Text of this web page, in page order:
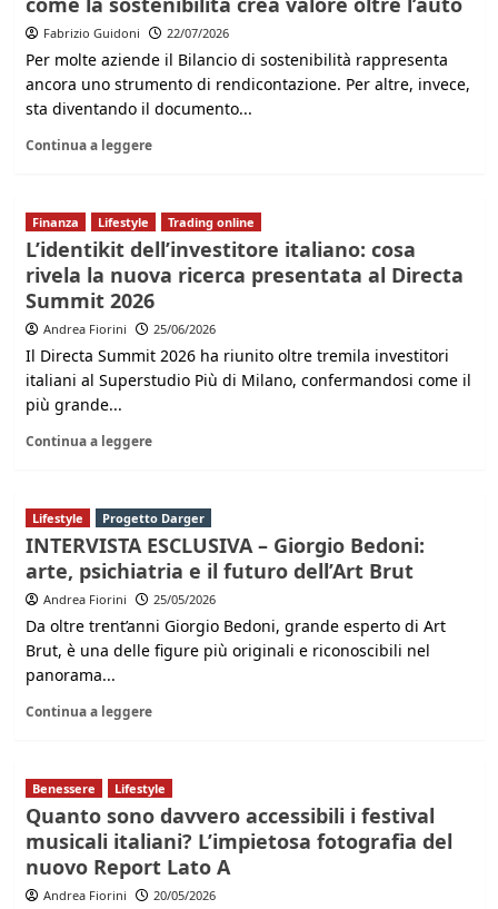
Fabrizio Guidoni 22/07/2026
Per molte aziende il Bilancio di sostenibilità rappresenta
ancora uno strumento di rendicontazione. Per altre, invece,
sta diventando il documento...
Continua a leggere
Finanza Lifestyle Trading online
L’identikit dell’investitore italiano: cosa
rivela la nuova ricerca presentata al Directa
Summit 2026
Andrea Fiorini 25/06/2026
Il Directa Summit 2026 ha riunito oltre tremila investitori
italiani al Superstudio Più di Milano, confermandosi come il
più grande...
Continua a leggere
Lifestyle Progetto Darger
INTERVISTA ESCLUSIVA – Giorgio Bedoni:
arte, psichiatria e il futuro dell’Art Brut
Andrea Fiorini 25/05/2026
Da oltre trent’anni Giorgio Bedoni, grande esperto di Art
Brut, è una delle figure più originali e riconoscibili nel
panorama...
Continua a leggere
Benessere Lifestyle
Quanto sono davvero accessibili i festival
musicali italiani? L’impietosa fotografia del
nuovo Report Lato A
Andrea Fiorini 20/05/2026